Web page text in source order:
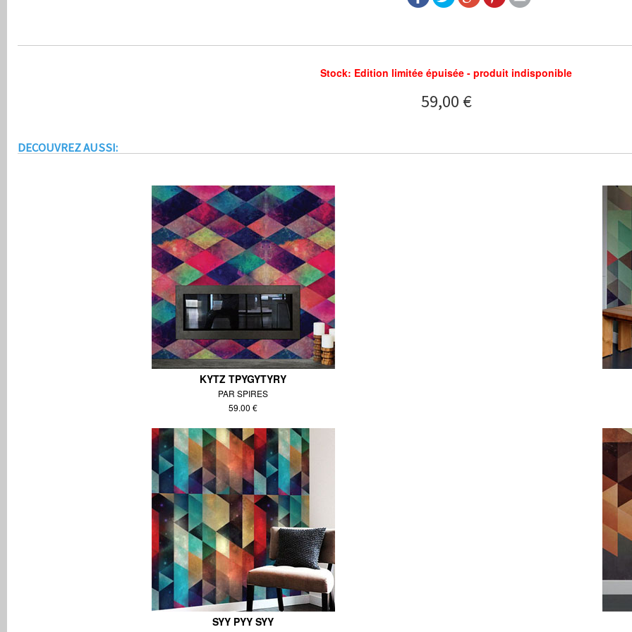
Stock: Edition limitée épuisée - produit indisponible
59,00 €
DECOUVREZ AUSSI:
KYTZ TPYGYTYRY
PAR SPIRES
59.00 €
SYY PYY SYY